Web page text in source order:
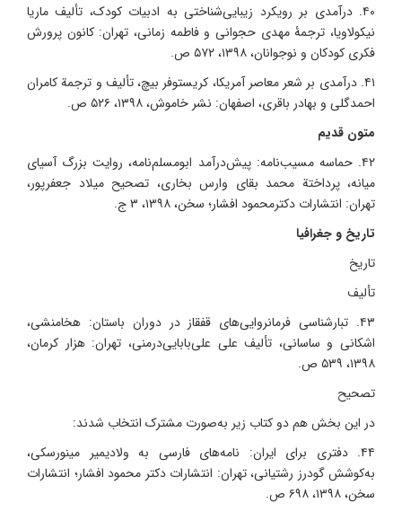
۴۰. درآمدی بر رویکرد زیبایی‌شناختی به ادبیات کودک، تألیف ماریا
نیکولاویا، ترجمۀ مهدی حجوانی و فاطمه زمانی، تهران: کانون پرورش
فکری کودکان و نوجوانان، ۱۳۹۸، ۵۷۲ ص.
۴۱. درآمدی بر شعر معاصر آمریکا، کریستوفر بیچ، تألیف و ترجمة کامران
احمدگلی و بهادر باقری، اصفهان: نشر خاموش، ۱۳۹۸، ۵۲۶ ص.
متون قدیم
۴۲. حماسه مسیب‌نامه: پیش‌درآمد ابومسلم‌نامه، روایت بزرگ آسیای
میانه، پرداختة محمد بقای وارس بخاری، تصحیح میلاد جعفرپور،
تهران: انتشارات دکترمحمود افشار؛ سخن، ۱۳۹۸، ۳ ج.
تاریخ و جغرافیا
تاریخ
تألیف
۴۳. تبارشناسی فرمانروایی‌های قفقاز در دوران باستان: هخامنشی،
اشکانی و ساسانی، تألیف علی علی‌بابایی‌درمنی، تهران: هزار کرمان،
۱۳۹۸، ۵۳۹ ص.
تصحیح
در این بخش هم دو کتاب زیر به‌صورت مشترک انتخاب شدند:
۴۴. دفتری برای ایران: نامه‌های فارسی به ولادیمیر مینورسکی،
به‌کوشش گودرز رشتیانی، تهران: انتشارات دکتر محمود افشار؛ انتشارات
سخن، ۱۳۹۸، ۶۹۸ ص.